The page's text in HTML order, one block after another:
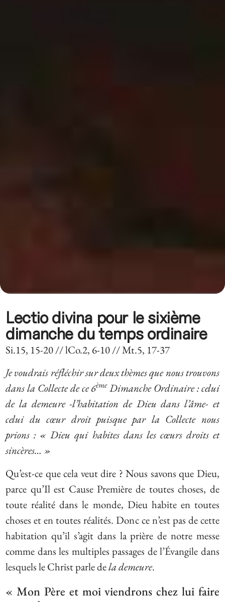
Lectio divina pour le sixième
dimanche du temps ordinaire
Si.15, 15-20 // lCo.2, 6-10 // Mt.5, 17-37
Je voudrais réfléchir sur deux thèmes que nous trouvons
dans la Collecte de ce 6èmeDimanche Ordinaire : celui
de la demeure -l’habitation de Dieu dans l’âme- et
celui du cœur droit puisque par la Collecte nous
prions : « Dieu qui habites dans les cœurs droits et
sincères… »
Qu’est-ce que cela veut dire ? Nous savons que Dieu,
parce qu’Il est Cause Première de toutes choses, de
toute réalité dans le monde, Dieu habite en toutes
choses et en toutes réalités. Donc ce n’est pas de cette
habitation qu’il s’agit dans la prière de notre messe
comme dans les multiples passages de l’Évangile dans
lesquels le Christ parle dela demeure.
« Mon Père et moi viendrons chez lui faire